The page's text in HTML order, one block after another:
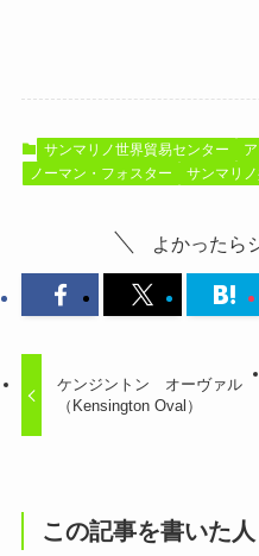
サンマリノ世界貿易センター
ノーマン・フォスター
サンマリ
よかったら
ケンジントン オーヴァル
（Kensington Oval）
この記事を書いた人